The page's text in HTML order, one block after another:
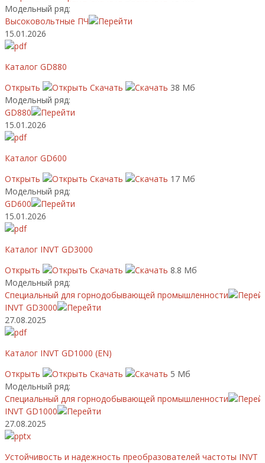
Модельный ряд:
Высоковольтные ПЧ
15.01.2026
Каталог GD880
Открыть
Скачать
38 Мб
Модельный ряд:
GD880
15.01.2026
Каталог GD600
Открыть
Скачать
17 Мб
Модельный ряд:
GD600
15.01.2026
Каталог INVT GD3000
Открыть
Скачать
8.8 Мб
Модельный ряд:
Специальный для горнодобывающей промышленности
INVT GD3000
27.08.2025
Каталог INVT GD1000 (EN)
Открыть
Скачать
5 Мб
Модельный ряд:
Специальный для горнодобывающей промышленности
INVT GD1000
27.08.2025
Устойчивость и надежность преобразователей частоты INVT